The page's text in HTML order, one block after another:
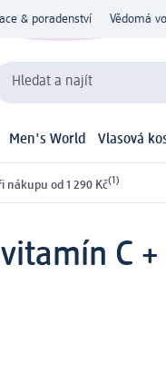
& poradenství Vědomá
Hledat a najít
Men's World Vlasová
nákupu od 1 290 Kč(1)
C